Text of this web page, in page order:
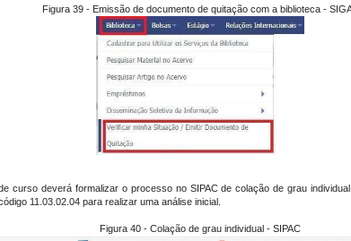
Figura 39 - Emissão de documento de quitação com a biblioteca -
curso deverá formalizar o processo no SIPAC de colação de grau
11.03.02.04 para realizar uma análise inicial.
Figura 40 - Colação de grau individual - SIPAC